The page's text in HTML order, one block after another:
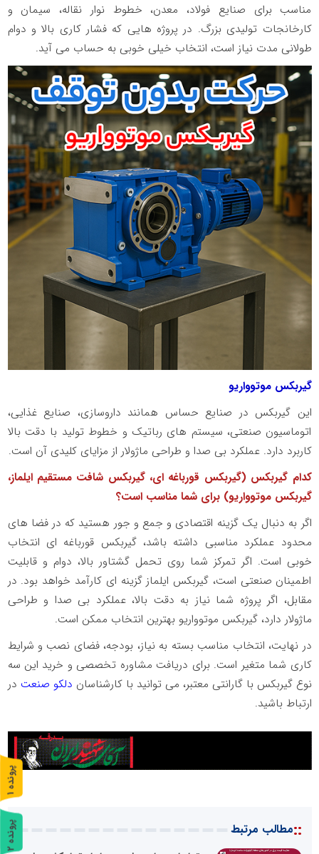
مناسب برای صنایع فولاد، معدن، خطوط نوار نقاله، سیمان و
کارخانجات تولیدی بزرگ. در پروژه‌ هایی که فشار کاری بالا و دوام
طولانی‌ مدت نیاز است، انتخاب خیلی خوبی به حساب می‌ آید.
گیربکس موتوواریو
این گیربکس در صنایع حساس همانند داروسازی، صنایع غذایی،
اتوماسیون صنعتی، سیستم‌ های رباتیک و خطوط تولید با دقت بالا
کاربرد دارد. عملکرد بی‌ صدا و طراحی ماژولار از مزایای کلیدی آن است.
کدام گیربکس (گیربکس قورباغه ای، گیربکس شافت مستقیم ایلماز،
گیربکس موتوواریو) برای شما مناسب است؟
اگر به دنبال یک گزینه اقتصادی و جمع‌ و جور هستید که در فضا های
محدود عملکرد مناسبی داشته باشد، گیربکس قورباغه‌ ای انتخاب
خوبی است. اگر تمرکز شما روی تحمل گشتاور بالا، دوام و قابلیت
اطمینان صنعتی است، گیربکس ایلماز گزینه‌ ای کارآمد خواهد بود. در
مقابل، اگر پروژه‌ شما نیاز به دقت بالا، عملکرد بی‌ صدا و طراحی
ماژولار دارد، گیربکس موتوواریو بهترین انتخاب ممکن است.
در نهایت، انتخاب مناسب بسته به نیاز، بودجه، فضای نصب و شرایط
کاری شما متغیر است. برای دریافت مشاوره تخصصی و خرید این سه
نوع گیربکس با گارانتی معتبر، می‌ توانید با کارشناسان دلکو صنعت در
ارتباط باشید.
::مطالب مرتبط
پ
ر
و
ن
د
ه
1
پ
ر
و
ن
د
ه
2